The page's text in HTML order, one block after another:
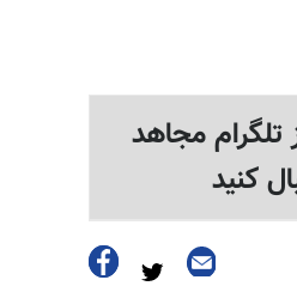
تلگرام مجاهد
کنید